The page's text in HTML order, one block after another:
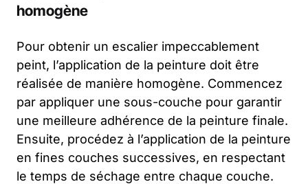
homogène
Pour obtenir un escalier impeccablement
peint, l’application de la peinture doit être
réalisée de manière homogène. Commencez
par appliquer une sous-couche pour garantir
une meilleure adhérence de la peinture finale.
Ensuite, procédez à l’application de la peinture
en fines couches successives, en respectant
le temps de séchage entre chaque couche.